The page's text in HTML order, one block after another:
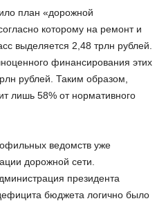
план «дорожной
которому на ремонт и
выделяется 2,48 трлн рублей.
финансирования этих
рублей. Таким образом,
лишь 58% от нормативного
ведомств уже
дорожной сети.
президента
бюджета логично было